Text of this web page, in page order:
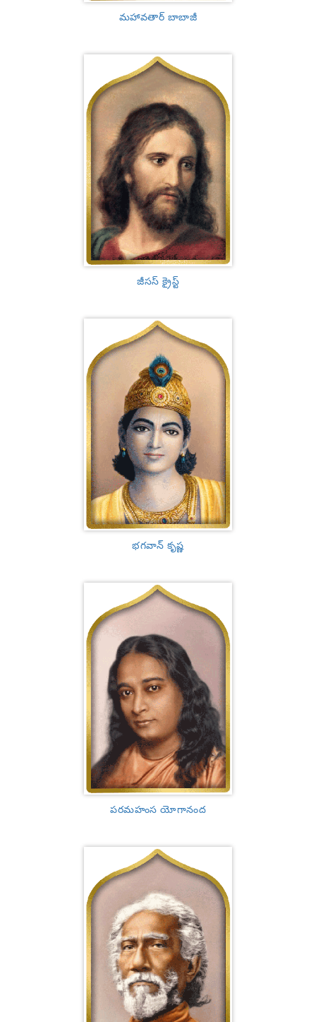
మహావతార్ బాబాజీ
జీసస్ క్రైస్ట్
భగవాన్ కృష్ణ
పరమహంస యోగానంద